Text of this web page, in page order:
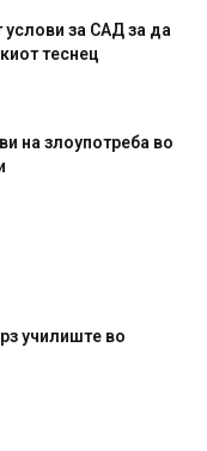
услови за САД за да
теснец
на злоупотреба во
на генералите